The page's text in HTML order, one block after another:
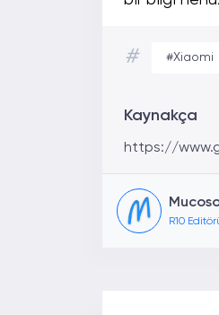
# #Xiaomi
Kaynakça
https://
R10